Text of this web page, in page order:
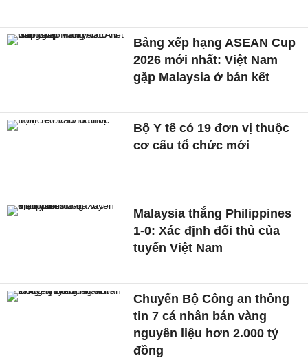
Bảng xếp hạng ASEAN Cup
2026 mới nhất: Việt Nam
gặp Malaysia ở bán kết
Bộ Y tế có 19 đơn vị thuộc
cơ cấu tổ chức mới
Malaysia thắng Philippines
1-0: Xác định đối thủ của
tuyển Việt Nam
Chuyển Bộ Công an thông
tin 7 cá nhân bán vàng
nguyên liệu hơn 2.000 tỷ
đồng